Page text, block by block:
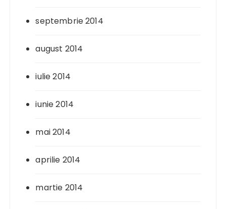
septembrie 2014
august 2014
iulie 2014
iunie 2014
mai 2014
aprilie 2014
martie 2014